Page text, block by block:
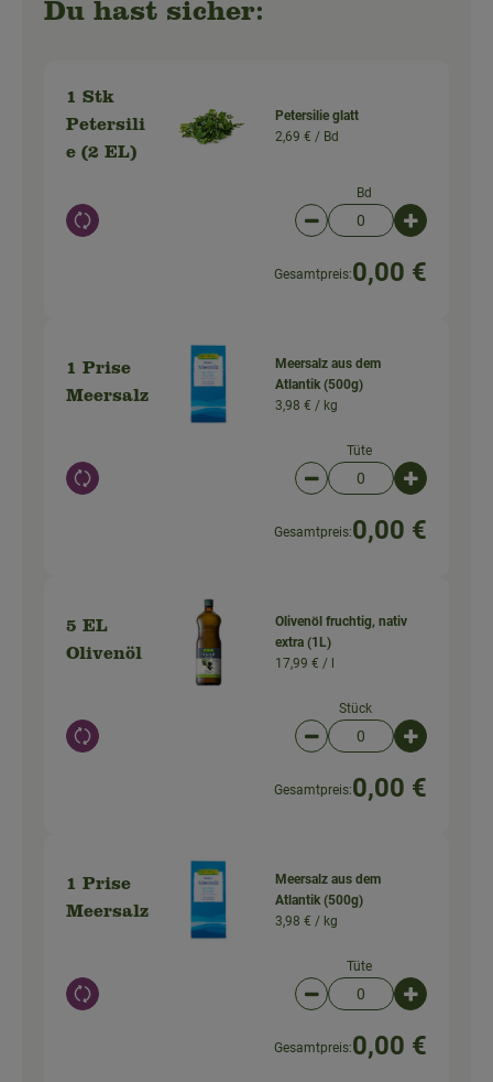
Du hast sicher:
1 Stk
Petersili
e (2 EL)
Auswahl ändern
Petersilie glatt
2,69 € / Bd
Bd
Artikelanzahl
Gesamtpreis:0,00 €
1 Prise
Meersalz
Auswahl ändern
Meersalz aus dem
Atlantik (500g)
3,98 € / kg
Tüte
Artikelanzahl
Gesamtpreis:0,00 €
5 EL
Olivenöl
Auswahl ändern
Olivenöl fruchtig, nativ
extra (1L)
17,99 € / l
Stück
Artikelanzahl
Gesamtpreis:0,00 €
1 Prise
Meersalz
Auswahl ändern
Meersalz aus dem
Atlantik (500g)
3,98 € / kg
Tüte
Artikelanzahl
Gesamtpreis:0,00 €